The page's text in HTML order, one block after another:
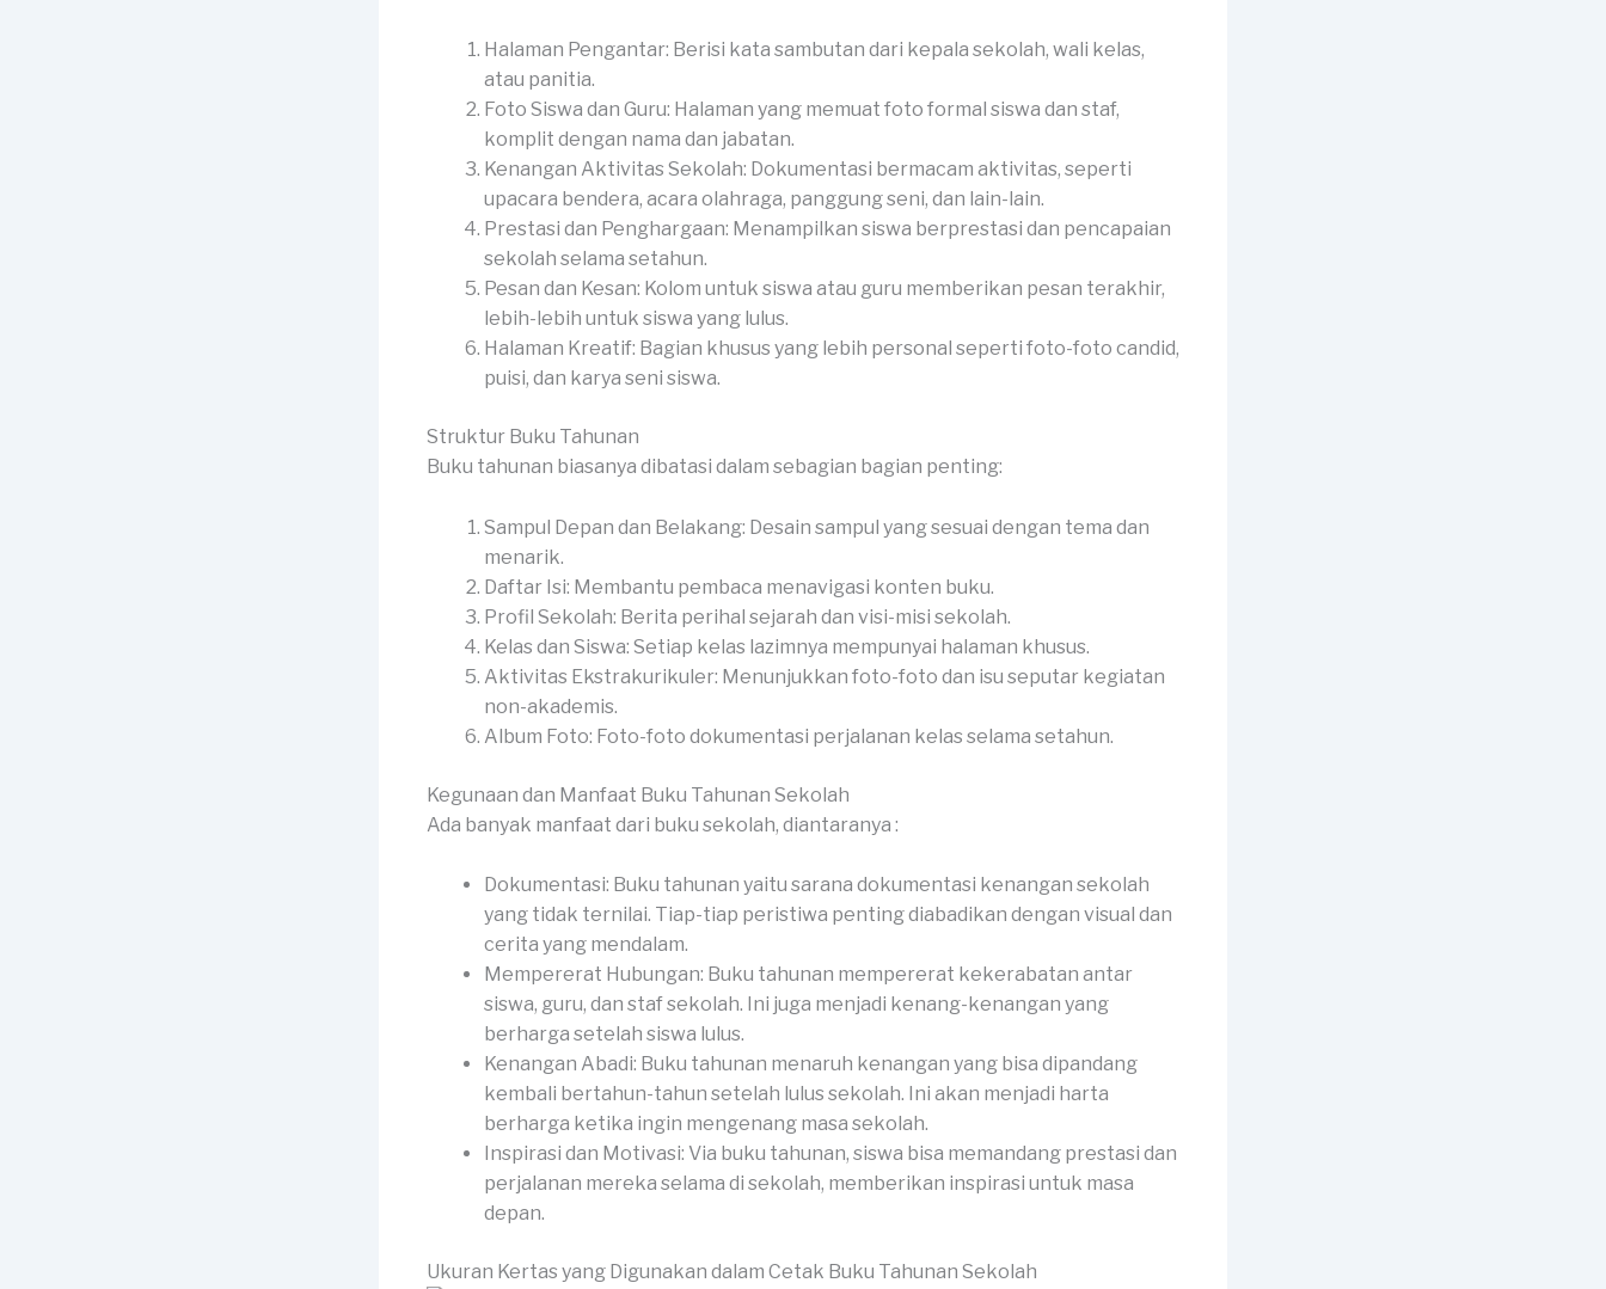
Halaman Pengantar: Berisi kata sambutan dari kepala sekolah, wali kelas,
atau panitia.
Foto Siswa dan Guru: Halaman yang memuat foto formal siswa dan staf,
komplit dengan nama dan jabatan.
Kenangan Aktivitas Sekolah: Dokumentasi bermacam aktivitas, seperti
upacara bendera, acara olahraga, panggung seni, dan lain-lain.
Prestasi dan Penghargaan: Menampilkan siswa berprestasi dan pencapaian
sekolah selama setahun.
Pesan dan Kesan: Kolom untuk siswa atau guru memberikan pesan terakhir,
lebih-lebih untuk siswa yang lulus.
Halaman Kreatif: Bagian khusus yang lebih personal seperti foto-foto candid,
puisi, dan karya seni siswa.
Struktur Buku Tahunan
Buku tahunan biasanya dibatasi dalam sebagian bagian penting:
Sampul Depan dan Belakang: Desain sampul yang sesuai dengan tema dan
menarik.
Daftar Isi: Membantu pembaca menavigasi konten buku.
Profil Sekolah: Berita perihal sejarah dan visi-misi sekolah.
Kelas dan Siswa: Setiap kelas lazimnya mempunyai halaman khusus.
Aktivitas Ekstrakurikuler: Menunjukkan foto-foto dan isu seputar kegiatan
non-akademis.
Album Foto: Foto-foto dokumentasi perjalanan kelas selama setahun.
Kegunaan dan Manfaat Buku Tahunan Sekolah
Ada banyak manfaat dari buku sekolah, diantaranya :
Dokumentasi: Buku tahunan yaitu sarana dokumentasi kenangan sekolah
yang tidak ternilai. Tiap-tiap peristiwa penting diabadikan dengan visual dan
cerita yang mendalam.
Mempererat Hubungan: Buku tahunan mempererat kekerabatan antar
siswa, guru, dan staf sekolah. Ini juga menjadi kenang-kenangan yang
berharga setelah siswa lulus.
Kenangan Abadi: Buku tahunan menaruh kenangan yang bisa dipandang
kembali bertahun-tahun setelah lulus sekolah. Ini akan menjadi harta
berharga ketika ingin mengenang masa sekolah.
Inspirasi dan Motivasi: Via buku tahunan, siswa bisa memandang prestasi dan
perjalanan mereka selama di sekolah, memberikan inspirasi untuk masa
depan.
Ukuran Kertas yang Digunakan dalam Cetak Buku Tahunan Sekolah